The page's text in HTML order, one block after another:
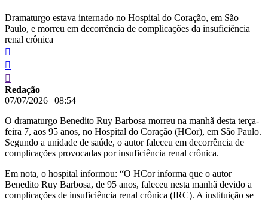
Dramaturgo estava internado no Hospital do Coração, em São
Paulo, e morreu em decorrência de complicações da insuficiência
renal crônica
Redação
07/07/2026 | 08:54
O dramaturgo Benedito Ruy Barbosa morreu na manhã desta terça-
feira 7, aos 95 anos, no Hospital do Coração (HCor), em São Paulo.
Segundo a unidade de saúde, o autor faleceu em decorrência de
complicações provocadas por insuficiência renal crônica.
Em nota, o hospital informou: “O HCor informa que o autor
Benedito Ruy Barbosa, de 95 anos, faleceu nesta manhã devido a
complicações de insuficiência renal crônica (IRC). A instituição se